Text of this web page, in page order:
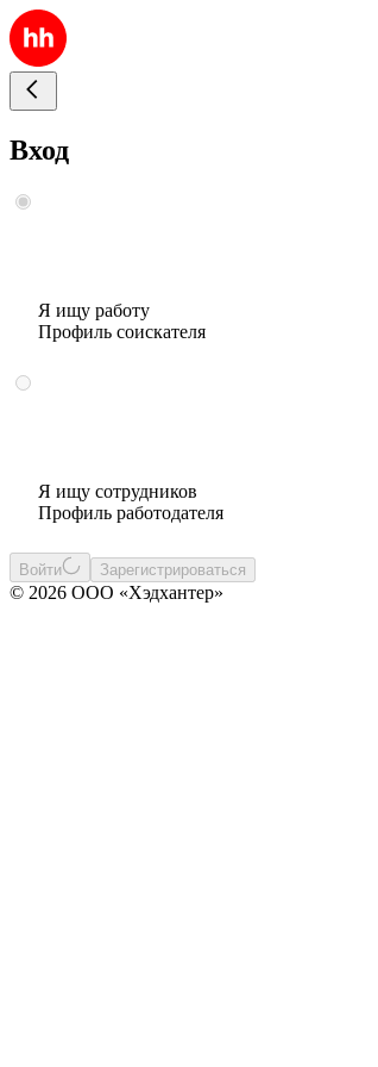
Вход
Я ищу работу
Профиль соискателя
Я ищу сотрудников
Профиль работодателя
Войти Зарегистрироваться
© 2026 ООО «Хэдхантер»